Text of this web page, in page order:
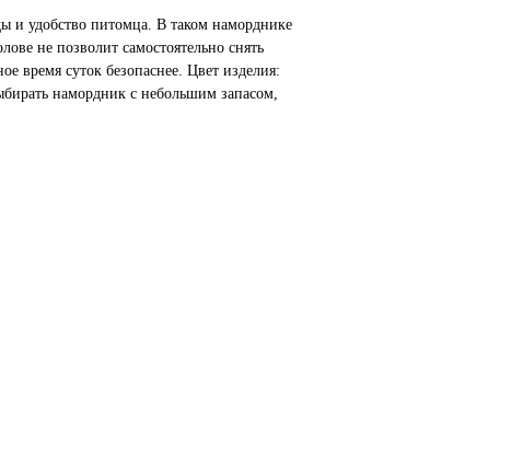
и удобство питомца. В таком наморднике
не позволит самостоятельно снять
время суток безопаснее. Цвет изделия:
намордник с небольшим запасом,